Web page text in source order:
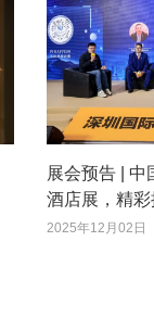
展会预告 | 中
酒店展，精彩
2025年12月02日